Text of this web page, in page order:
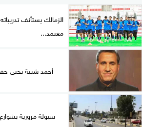
الزمالك يستأنف
معتمد...
أحمد شيبة يحيى
سيولة مرورية